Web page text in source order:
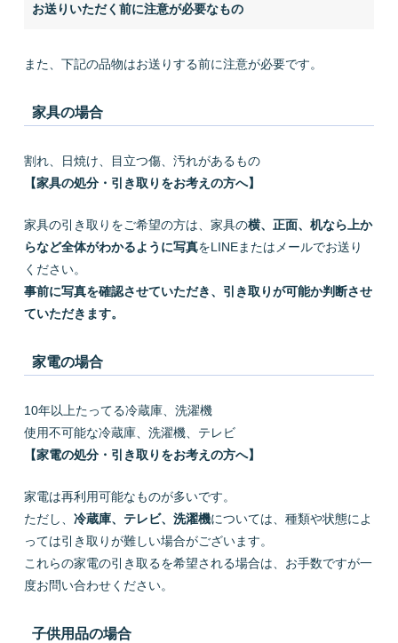
お送りいただく前に注意が必要なもの
また、下記の品物はお送りする前に注意が必要です。
家具の場合
割れ、日焼け、目立つ傷、汚れがあるもの
【家具の処分・引き取りをお考えの方へ】
家具の引き取りをご希望の方は、家具の横、正面、机なら上か
らなど全体がわかるように写真をLINEまたはメールでお送り
ください。
事前に写真を確認させていただき、引き取りが可能か判断させ
ていただきます。
家電の場合
10年以上たってる冷蔵庫、洗濯機
使用不可能な冷蔵庫、洗濯機、テレビ
【家電の処分・引き取りをお考えの方へ】
家電は再利用可能なものが多いです。
ただし、 冷蔵庫、テレビ、洗濯機については、種類や状態によ
っては引き取りが難しい場合がございます。
これらの家電の引き取るを希望される場合は、お手数ですが一
度お問い合わせください。
子供用品の場合